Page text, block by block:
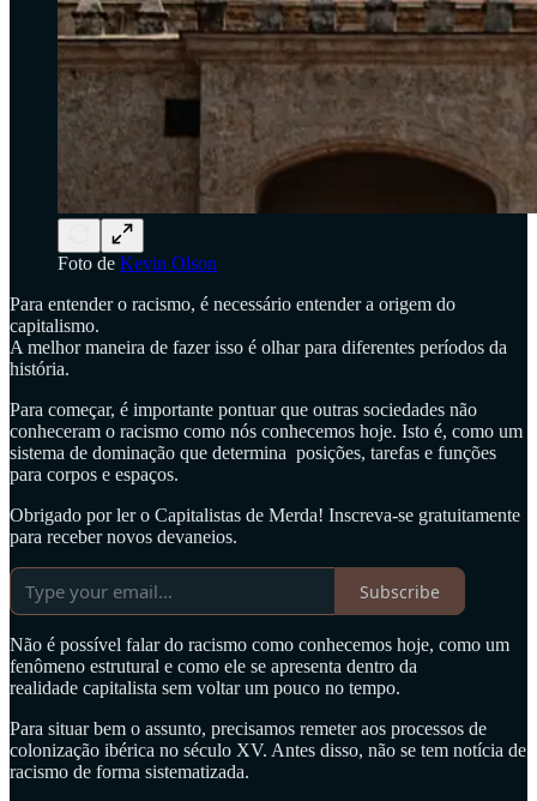
Foto de Kevin Olson
Para entender o racismo, é necessário entender a origem do
capitalismo.
A melhor maneira de fazer isso é olhar para diferentes períodos da
história.
Para começar, é importante pontuar que outras sociedades não
conheceram o racismo como nós conhecemos hoje. Isto é, como um
sistema de dominação que determina posições, tarefas e funções
para corpos e espaços.
Obrigado por ler o Capitalistas de Merda! Inscreva-se gratuitamente
para receber novos devaneios.
Subscribe
Não é possível falar do racismo como conhecemos hoje, como um
fenômeno estrutural e como ele se apresenta dentro da
realidade capitalista sem voltar um pouco no tempo.
Para situar bem o assunto, precisamos remeter aos processos de
colonização ibérica no século XV. Antes disso, não se tem notícia de
racismo de forma sistematizada.